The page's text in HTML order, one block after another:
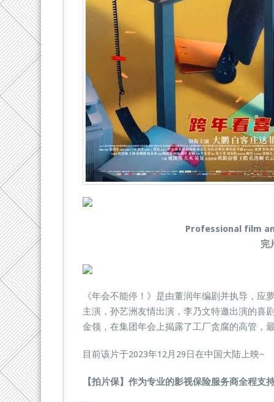
Professional film
完
《年会不能停！》是由董润年编剧并执导，
主演，孙艺洲友情出演，李乃文特邀出演的喜
金领，在集团年会上揭露了工厂贪腐的高管，
目前该片于2023年12月29日在中国大陆上映~
【拍片保】作为专业的影视保险服务商全程